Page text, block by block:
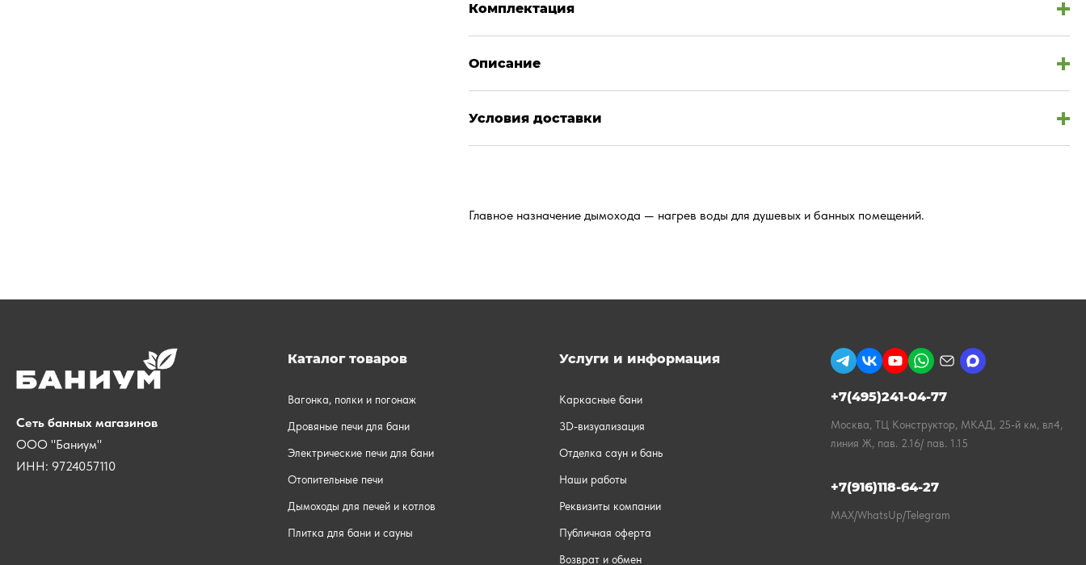
Комплектация
Описание
Условия доставки
Главное назначение дымохода — нагрев воды для душевых и банных помещений.
Сеть банных магазинов
ООО "Баниум"
ИНН: 9724057110
Каталог товаров
Вагонка, полки и погонаж
Дровяные печи для бани
Электрические печи для бани
Отопительные печи
Дымоходы для печей и котлов
Плитка для бани и сауны
Услуги и информация
Каркасные бани
3D-визуализация
Отделка саун и бань
Наши работы
Реквизиты компании
Публичная оферта
Возврат и обмен
+7(495)241-04-77
Москва, ТЦ Конструктор, МКАД, 25-й км, вл4,
линия Ж, пав. 2.16/ пав. 1.15
+7(916)118-64-27
MAX/WhatsUp/Telegram